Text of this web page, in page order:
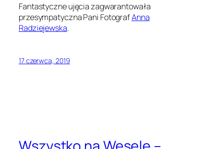
Fantastyczne ujęcia zagwarantowała
przesympatyczna Pani FotografAnna
Radziejewska.
17 czerwca, 2019